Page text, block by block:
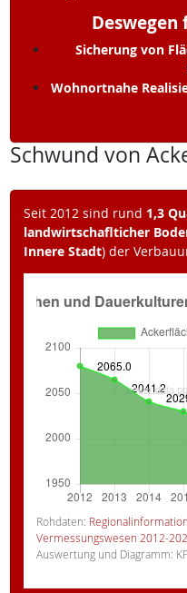
Sicherung von
Wohnortnahe
Schwund von
Seit 2012 sind rund 1,3
landwirtschaflticher
Innere Stadt) der
Rohdaten:
Vermessungswesen 2012-
Auswertung und Diagramm: